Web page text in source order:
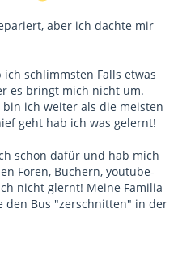
aber ich dachte mir
schlimmsten Falls etwas
es bringt mich nicht um.
bin ich weiter als die meisten
geht hab ich was gelernt!
schon dafür und hab mich
Foren, Büchern, youtube-
nicht glernt! Meine Familia
den Bus "zerschnitten" in der